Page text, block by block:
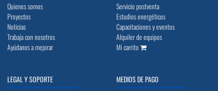
Quienes somos
Proyectos
Noticias
Trabaja con nosotros
Ayúdanos a mejorar
Servicio postventa
Estudios energéticos
Capacitaciones y eventos
Alquiler de equipos
Mi carrito
LEGAL Y SOPORTE
MEDIOS DE PAGO